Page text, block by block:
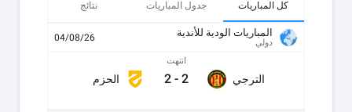
كل المباريات جدول المباريات نتائج
المباريات الودية للأندية
دولي 04/08/26
الترجي
انتهت
2
-
2 الحزم